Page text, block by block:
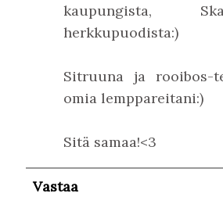
kaupungista,
herkkupuodista:)
Sitruuna ja rooibos-
omia lemppareitani:)
Sitä samaa!<3
Vastaa